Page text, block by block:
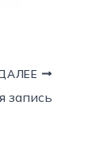
запись